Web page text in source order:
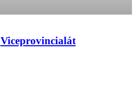
Viceprovincialát